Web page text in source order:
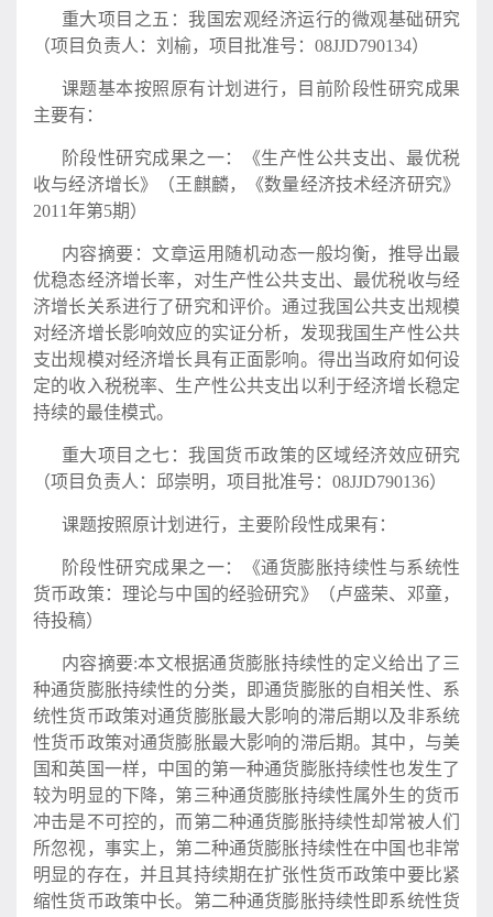
重大项目之五：我国宏观经济运行的微观基础研究
（项目负责人：刘榆，项目批准号：08JJD790134）
课题基本按照原有计划进行，目前阶段性研究成果
主要有：
阶段性研究成果之一：《生产性公共支出、最优税
收与经济增长》（王麒麟，《数量经济技术经济研究》
2011年第5期）
内容摘要：文章运用随机动态一般均衡，推导出最
优稳态经济增长率，对生产性公共支出、最优税收与经
济增长关系进行了研究和评价。通过我国公共支出规模
对经济增长影响效应的实证分析，发现我国生产性公共
支出规模对经济增长具有正面影响。得出当政府如何设
定的收入税税率、生产性公共支出以利于经济增长稳定
持续的最佳模式。
重大项目之七：我国货币政策的区域经济效应研究
（项目负责人：邱崇明，项目批准号：08JJD790136）
课题按照原计划进行，主要阶段性成果有：
阶段性研究成果之一：《通货膨胀持续性与系统性
货币政策：理论与中国的经验研究》（卢盛荣、邓童，
待投稿）
内容摘要:本文根据通货膨胀持续性的定义给出了三
种通货膨胀持续性的分类，即通货膨胀的自相关性、系
统性货币政策对通货膨胀最大影响的滞后期以及非系统
性货币政策对通货膨胀最大影响的滞后期。其中，与美
国和英国一样，中国的第一种通货膨胀持续性也发生了
较为明显的下降，第三种通货膨胀持续性属外生的货币
冲击是不可控的，而第二种通货膨胀持续性却常被人们
所忽视，事实上，第二种通货膨胀持续性在中国也非常
明显的存在，并且其持续期在扩张性货币政策中要比紧
缩性货币政策中长。第二种通货膨胀持续性即系统性货